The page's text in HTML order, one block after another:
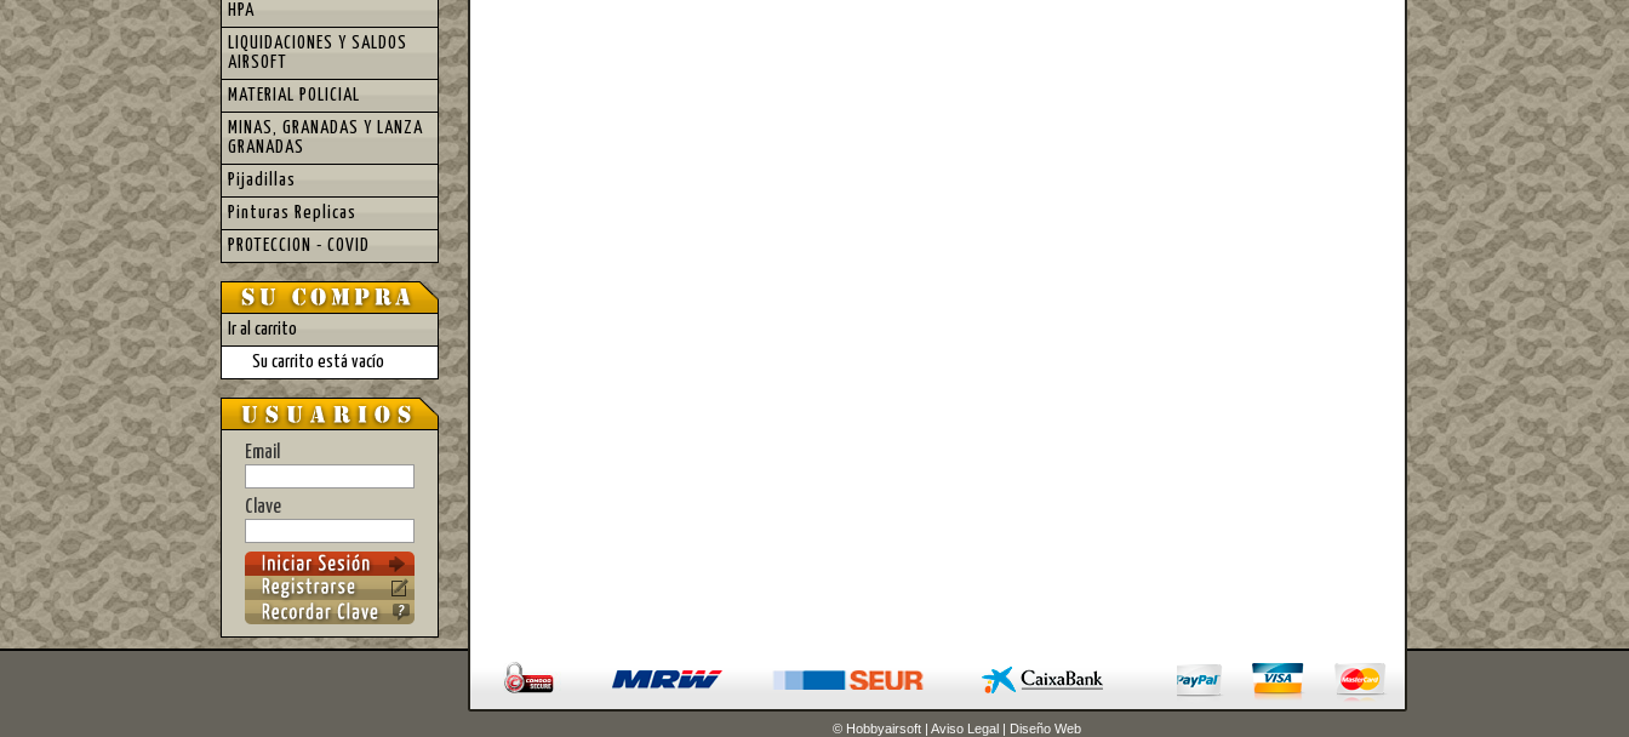
HPA
LIQUIDACIONES Y SALDOS
AIRSOFT
MATERIAL POLICIAL
MINAS, GRANADAS Y LANZA
GRANADAS
Pijadillas
Pinturas Replicas
PROTECCION - COVID
Ir al carrito
Su carrito está vacío
Email
Clave
© Hobbyairsoft | Aviso Legal | Diseño Web